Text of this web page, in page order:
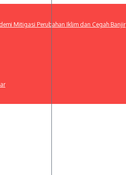
Mitigasi Perubahan Iklim dan Cegah Banjir